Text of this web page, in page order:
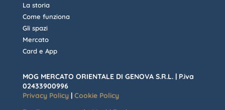
La storia
Come funziona
Gli spazi
Mercato
Card e App
MOG MERCATO ORIENTALE DI GENOVA S.R.L. | P.iva
02433900996
Privacy Policy| Cookie Policy